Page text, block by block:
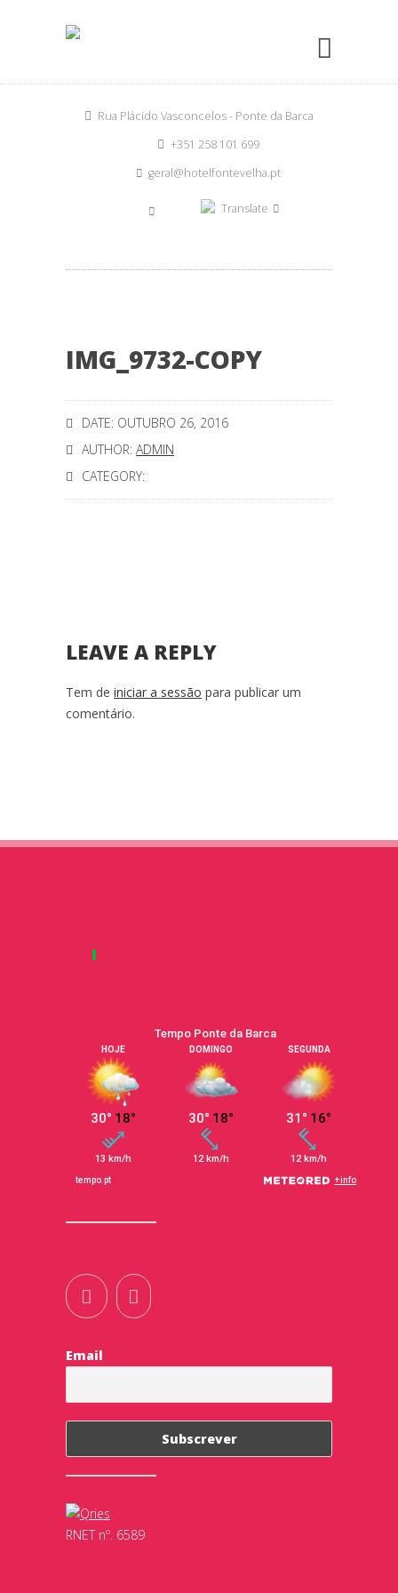
Rua Plácido Vasconcelos - Ponte da Barca
+351 258 101 699
geral@hotelfontevelha.pt
Translate
IMG_9732-COPY
DATE: OUTUBRO 26, 2016
AUTHOR: ADMIN
CATEGORY:
LEAVE A REPLY
Tem de iniciar a sessão para publicar um
comentário.
Email
RNET nº. 6589